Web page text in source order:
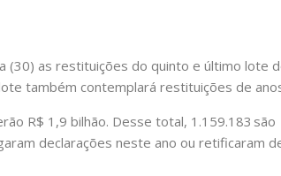
(30) as restituições do quinto e último lote
também contemplará restituições de
R$ 1,9 bilhão. Desse total, 1.159.183 são
declarações neste ano ou retificaram